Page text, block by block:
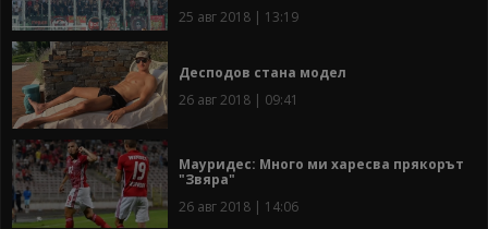
25 авг 2018 | 13:19
Десподов стана модел
26 авг 2018 | 09:41
Мауридес: Много ми харесва прякорът
"Звяра"
26 авг 2018 | 14:06